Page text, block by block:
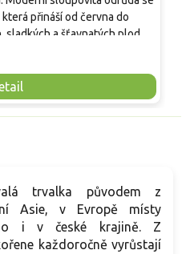
přináší od června do
a šťavnatých plodů.
elegantní habitus bez
vitalita z něj dělají
trvalka původem z
Asie, v Evropě místy
i v české krajině. Z
každoročně vyrůstají